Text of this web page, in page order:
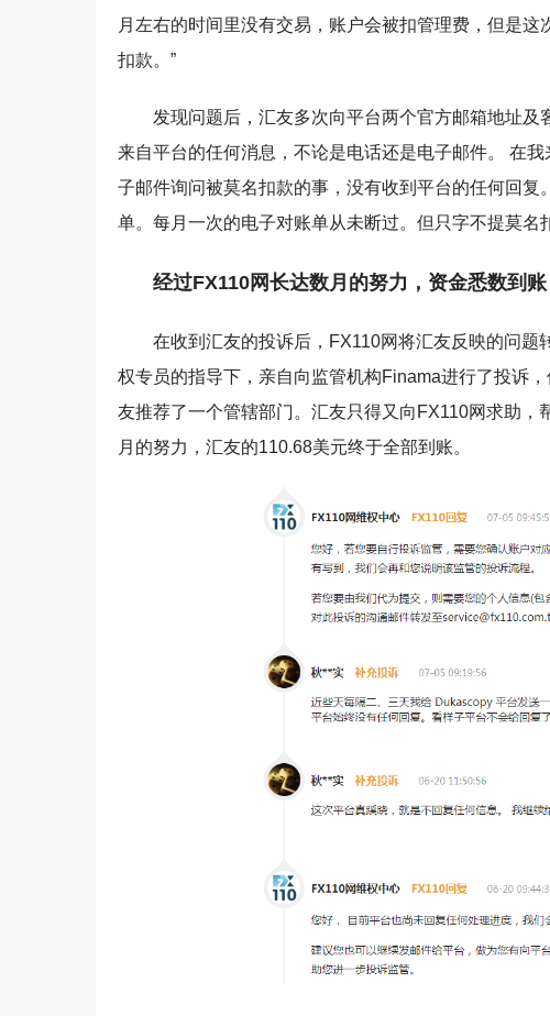
月左右的时间里没有交易，账户会被扣管理费，但是
扣款。”
发现问题后，汇友多次向平台两个官方邮箱地址
来自平台的任何消息，不论是电话还是电子邮件。 在
子邮件询问被莫名扣款的事，没有收到平台的任何回
单。每月一次的电子对账单从未断过。但只字不提莫名
经过FX110网长达数月的努力，资金悉数到账
在收到汇友的投诉后，FX110网将汇友反映的问
权专员的指导下，亲自向监管机构Finama进行了投诉
友推荐了一个管辖部门。汇友只得又向FX110网求助
月的努力，汇友的110.68美元终于全部到账。